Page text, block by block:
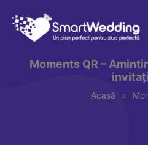
Moments QR –
Acasă »